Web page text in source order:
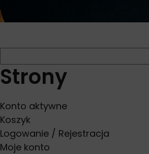
Strony
Konto aktywne
Koszyk
Logowanie / Rejestracja
Moje konto